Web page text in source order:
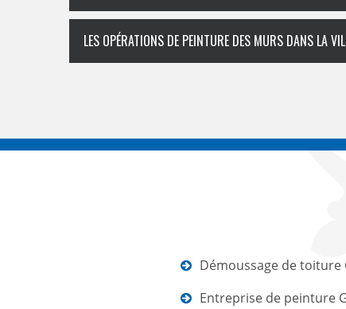
LES OPÉRATIONS DE PEINTURE DES MURS DANS LA
Démoussage de toiture
Entreprise de peinture